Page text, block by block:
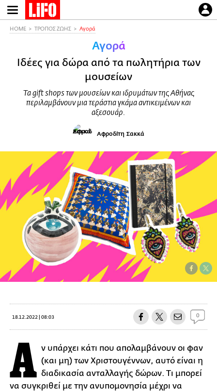
Παράκαμψη
προς
HOME ΤΡΟΠΟΣ ΖΩΗΣ Αγορά
Αγορά
Ιδέες για δώρα από τα πωλητήρια των
μουσείων
Τα gift shops των μουσείων και ιδρυμάτων της Αθήνας
περιλαμβάνουν μια τεράστια γκάμα αντικειμένων και
αξεσουάρ.
Αφροδίτη Σακκά
18.12.2022 | 08:03 0
Α ν υπάρχει κάτι που απολαμβάνουν οι φαν
(και μη) των Χριστουγέννων, αυτό είναι η
διαδικασία ανταλλαγής δώρων. Τι μπορεί
να συγκριθεί με την ανυπομονησία μέχρι να